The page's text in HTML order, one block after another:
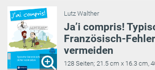
Lutz Walther
Ja’i compris!
Französisch-
vermeiden
128 Seiten; 21.5 cm x 16.3 cm,